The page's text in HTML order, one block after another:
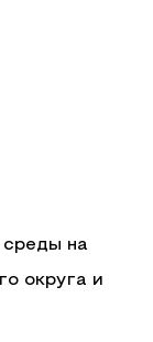
среды на
округа и